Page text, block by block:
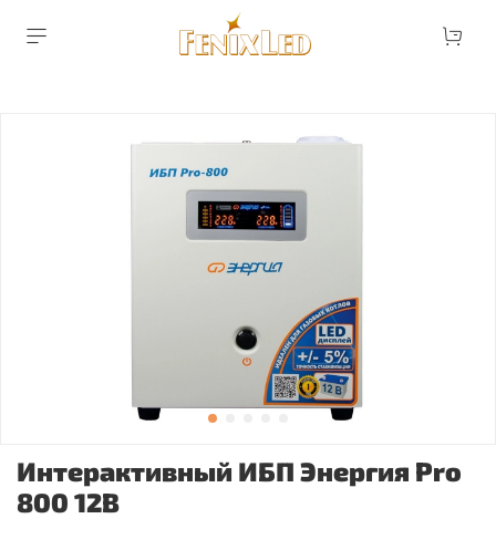
Интерактивный ИБП Энергия Pro
800 12В